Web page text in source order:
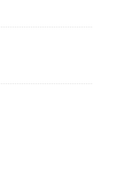
Ak